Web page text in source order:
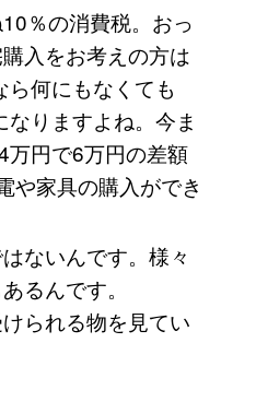
％の消費税。おっ
入をお考えの方は
何にもなくても
りますよね。今ま
万円で6万円の差額
や家具の購入ができ
ないんです。様々
るんです。
られる物を見てい